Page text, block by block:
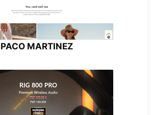
PACO MARTINEZ